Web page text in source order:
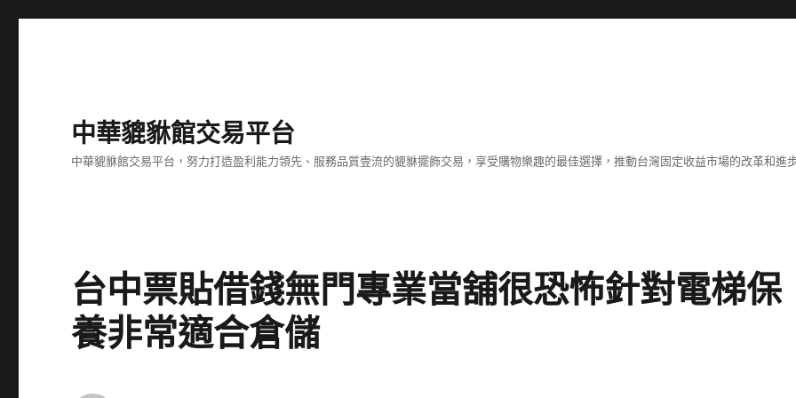
中華貔貅館交易平台
中華貔貅館交易平台，努力打造盈利能力領先、服務品質壹流的貔貅擺飾交易，享受購物樂趣的最佳選擇，推動台灣固定收益市場的改革和進
台中票貼借錢無門專業當舖很恐怖針對電梯保
養非常適合倉儲